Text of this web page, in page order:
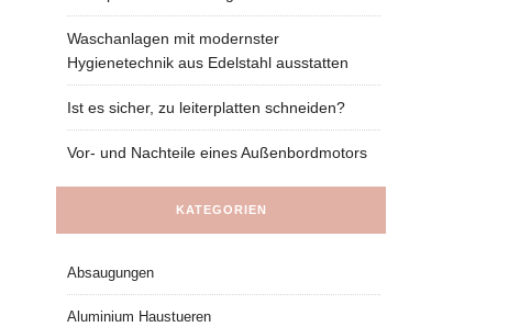
Waschanlagen mit modernster
Hygienetechnik aus Edelstahl ausstatten
Ist es sicher, zu leiterplatten schneiden?
Vor- und Nachteile eines Außenbordmotors
KATEGORIEN
Absaugungen
Aluminium Haustueren